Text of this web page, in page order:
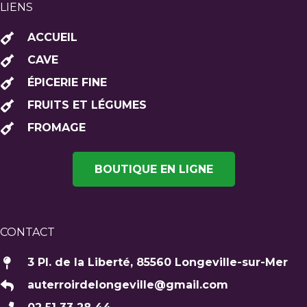
LIENS
ACCUEIL
CAVE
ÉPICERIE FINE
FRUITS ET LÉGUMES
FROMAGE
BOUTIQUE EN LIGNE
CONTACT
3 Pl. de la Liberté, 85560 Longeville-sur-Mer
auterroirdelongeville@gmail.com